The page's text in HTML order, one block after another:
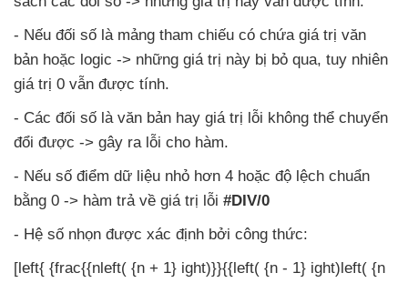
- Nếu đối số là mảng tham chiếu có chứa giá trị văn
bản hoặc logic -> những giá trị này bị bỏ qua, tuy nhiên
giá trị 0 vẫn được tính.
- Các đối số là văn bản hay giá trị lỗi không thể chuyển
đổi được -> gây ra lỗi cho hàm.
- Nếu số điểm dữ liệu nhỏ hơn 4 hoặc độ lệch chuẩn
bằng 0 -> hàm trả về giá trị lỗi #DIV/0
- Hệ số nhọn được xác định bởi công thức:
[left{ {frac{{nleft( {n + 1} ight)}}{{left( {n - 1} ight)left( {n